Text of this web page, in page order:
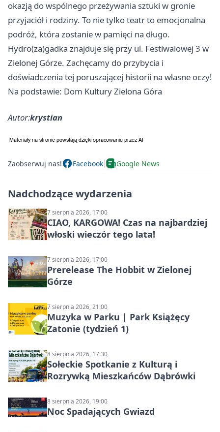
okazją do wspólnego przeżywania sztuki w gronie
przyjaciół i rodziny. To nie tylko teatr to emocjonalna
podróż, która zostanie w pamięci na długo.
Hydro(za)gadka znajduje się przy ul. Festiwalowej 3 w
Zielonej Górze. Zachęcamy do przybycia i
doświadczenia tej poruszającej historii na własne oczy!
Na podstawie: Dom Kultury Zielona Góra
Autor:krystian
Zaobserwuj nas! Facebook Google News
Nadchodzące wydarzenia
7 sierpnia 2026, 17:00
CIAO, KARGOWA! Czas na najbardziej
włoski wieczór tego lata!
7 sierpnia 2026, 17:00
Prerelease The Hobbit w Zielonej
Górze
7 sierpnia 2026, 21:00
Muzyka w Parku | Park Książęcy
Zatonie (tydzień 1)
8 sierpnia 2026, 17:30
Sołeckie Spotkanie z Kulturą i
Rozrywką Mieszkańców Dąbrówki
8 sierpnia 2026, 19:00
Noc Spadających Gwiazd